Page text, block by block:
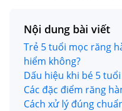
Nội dung bài viết
Trẻ 5 tuổi mọc răng
hiểm không?
Dấu hiệu khi bé 5
Các đặc điểm răng
Cách xử lý đúng